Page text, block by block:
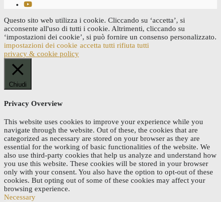
Questo sito web utilizza i cookie. Cliccando su ‘accetta’, si
acconsente all'uso di tutti i cookie. Altrimenti, cliccando su
‘impostazioni dei cookie’, si può fornire un consenso personalizzato.
impostazioni dei cookie accetta tutti rifiuta tutti
privacy & cookie policy
Chiudi
Privacy Overview
This website uses cookies to improve your experience while you
navigate through the website. Out of these, the cookies that are
categorized as necessary are stored on your browser as they are
essential for the working of basic functionalities of the website. We
also use third-party cookies that help us analyze and understand how
you use this website. These cookies will be stored in your browser
only with your consent. You also have the option to opt-out of these
cookies. But opting out of some of these cookies may affect your
browsing experience.
Necessary